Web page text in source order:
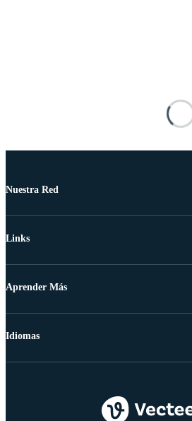
Nuestra Red
Links
Aprender Más
Idiomas